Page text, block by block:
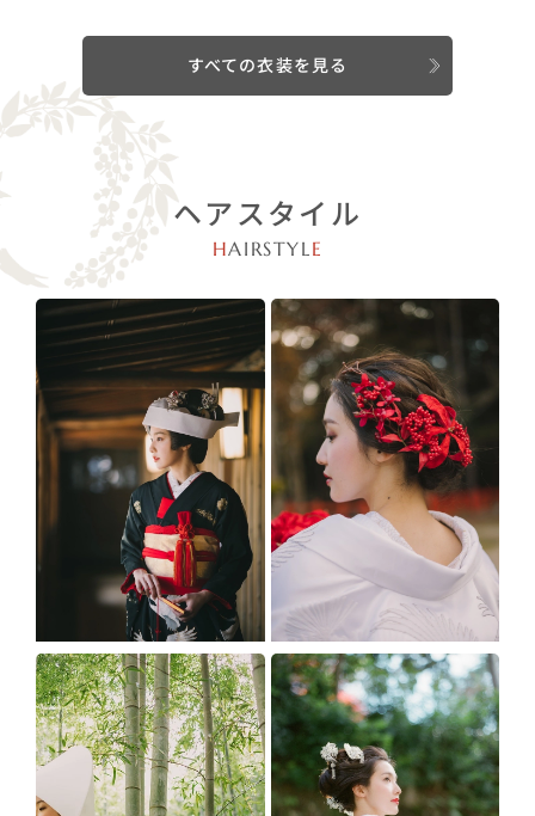
すべての衣装を見る
ヘアスタイル
HAIRSTYL E